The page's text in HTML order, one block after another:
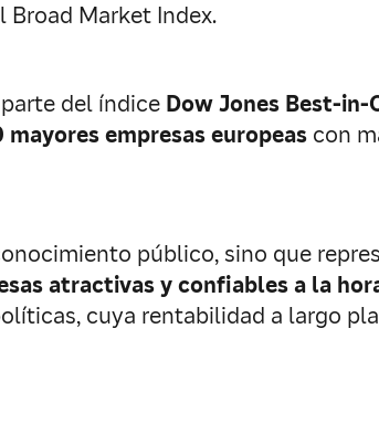
Broad Market Index.
del índice Dow Jones Best-in-
mayores empresas europeas con
público, sino que
atractivas y confiables a la
cuya rentabilidad a largo